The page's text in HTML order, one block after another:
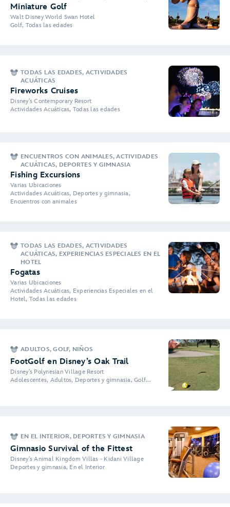
Miniature Golf
Walt Disney World Swan Hotel
Golf, Todas las edades
TODAS LAS EDADES, ACTIVIDADES
ACUÁTICAS
Fireworks Cruises
Disney's Contemporary Resort
Actividades Acuáticas, Todas las edades
ENCUENTROS CON ANIMALES, ACTIVIDADES
ACUÁTICAS, DEPORTES Y GIMNASIA
Fishing Excursions
Varias Ubicaciones
Actividades Acuáticas, Deportes y gimnasia,
Encuentros con animales
TODAS LAS EDADES, ACTIVIDADES
ACUÁTICAS, EXPERIENCIAS ESPECIALES EN EL
HOTEL
Fogatas
Varias Ubicaciones
Actividades Acuáticas, Experiencias Especiales en el
Hotel, Todas las edades
ADULTOS, GOLF, NIÑOS
FootGolf en Disney’s Oak Trail
Disney's Polynesian Village Resort
Adolescentes, Adultos, Deportes y gimnasia, Golf...
EN EL INTERIOR, DEPORTES Y GIMNASIA
Gimnasio Survival of the Fittest
Disney's Animal Kingdom Villas - Kidani Village
Deportes y gimnasia, En el Interior